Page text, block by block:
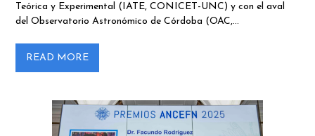
Teórica y Experimental (IATE, CONICET-UNC) y con el aval
del Observatorio Astronómico de Córdoba (OAC,…
READ MORE